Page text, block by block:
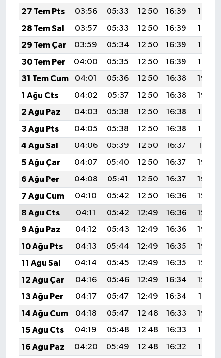
27 Tem Pts
03:56 05:33 12:50 16:39
19:58
28 Tem Sal
03:57 05:33 12:50 16:39
19:57
29 Tem Çar
03:59 05:34 12:50 16:39
19:56
30 Tem Per
04:00 05:35 12:50 16:39
19:55
31 Tem Cum
04:01 05:36 12:50 16:38
19:54
1 Ağu Cts
04:02 05:37 12:50 16:38
19:54
2 Ağu Paz
04:03 05:38 12:50 16:38
19:53
3 Ağu Pts
04:05 05:38 12:50 16:38
19:52
4 Ağu Sal
04:06 05:39 12:50 16:37
19:51
5 Ağu Çar
04:07 05:40 12:50 16:37
19:50
6 Ağu Per
04:08 05:41 12:50 16:37
19:49
7 Ağu Cum
04:10 05:42 12:50 16:36
19:48
8 Ağu Cts
04:11 05:42 12:49 16:36
19:46
9 Ağu Paz
04:12 05:43 12:49 16:36
19:45
10 Ağu Pts
04:13 05:44 12:49 16:35
19:44
11 Ağu Sal
04:14 05:45 12:49 16:35
19:43
12 Ağu Çar
04:16 05:46 12:49 16:34
19:42
13 Ağu Per
04:17 05:47 12:49 16:34
19:41
14 Ağu Cum
04:18 05:47 12:48 16:33
19:40
15 Ağu Cts
04:19 05:48 12:48 16:33
19:38
16 Ağu Paz
04:20 05:49 12:48 16:32
19:37